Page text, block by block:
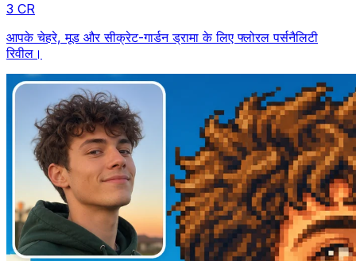
3 CR
आपके चेहरे, मूड और सीक्रेट-गार्डन ड्रामा के लिए फ्लोरल पर्सनैलिटी
रिवील।